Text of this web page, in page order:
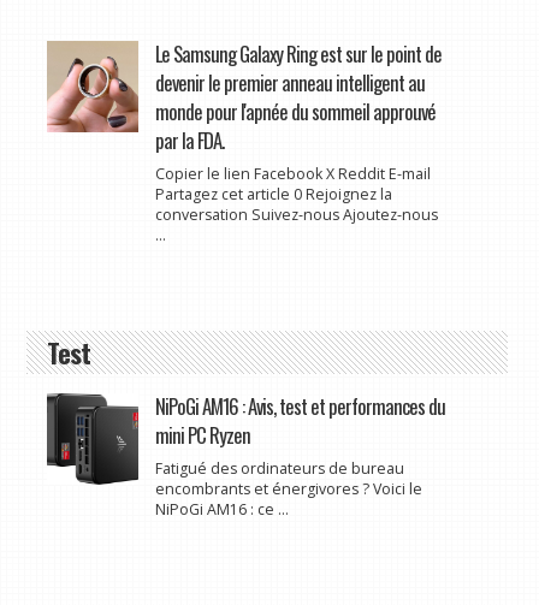
Le Samsung Galaxy Ring est sur le point de
devenir le premier anneau intelligent au
monde pour l'apnée du sommeil approuvé
par la FDA.
Copier le lien Facebook X Reddit E-mail
Partagez cet article 0 Rejoignez la
conversation Suivez-nous Ajoutez-nous
...
Test
NiPoGi AM16 : Avis, test et performances du
mini PC Ryzen
Fatigué des ordinateurs de bureau
encombrants et énergivores ? Voici le
NiPoGi AM16 : ce ...